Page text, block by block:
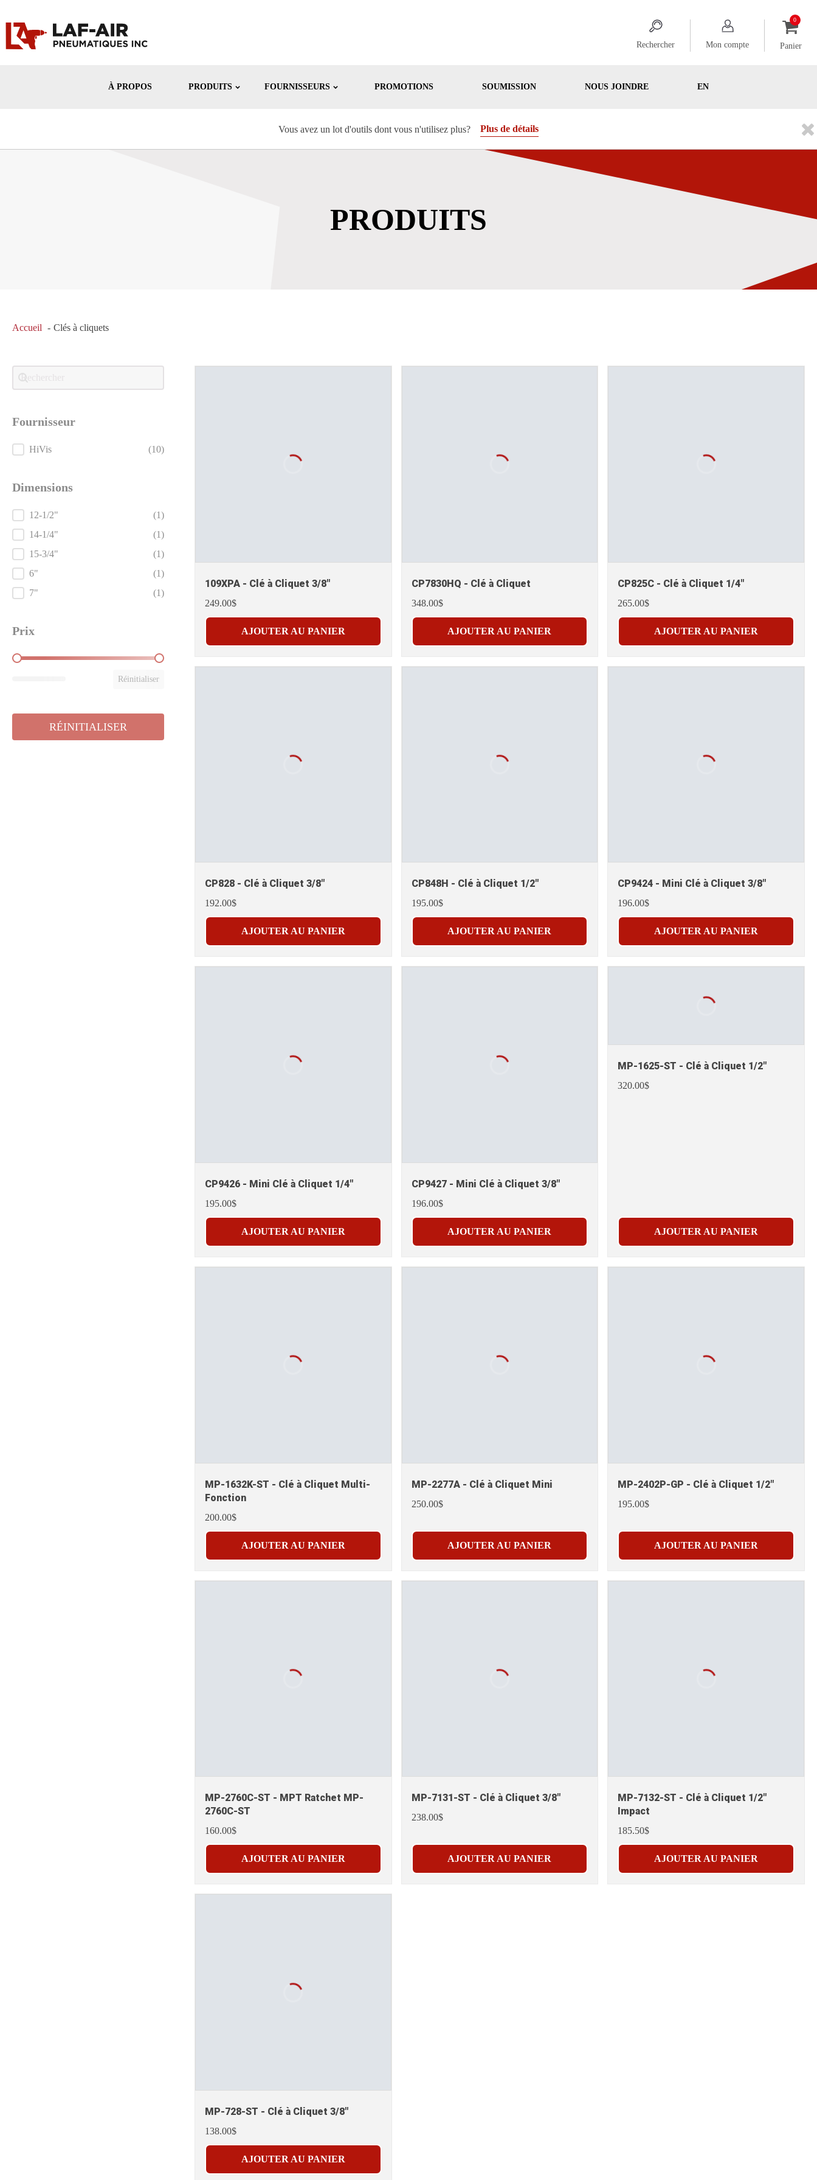
Rechercher Mon compte Panier
À PROPOS PRODUITS FOURNISSEURS PROMOTIONS SOUMISSION NOUS JOINDRE EN
Vous avez un lot d'outils dont vous n'utilisez plus? Plus de détails
PRODUITS
Accueil Clés à cliquets
Fournisseur
Fournisseur
HiVis (10)
Dimensions
Dimensions
12-1/2"
(1)
14-1/4"
(1)
15-3/4"
(1)
6"
(1)
7"
(1)
Prix
Prix
Réinitialiser
RÉINITIALISER
109XPA - Clé à Cliquet 3/8"
249.00$
AJOUTER AU PANIER
CP7830HQ - Clé à Cliquet
348.00$
AJOUTER AU PANIER
CP825C - Clé à Cliquet 1/4"
265.00$
AJOUTER AU PANIER
CP828 - Clé à Cliquet 3/8"
192.00$
AJOUTER AU PANIER
CP848H - Clé à Cliquet 1/2"
195.00$
AJOUTER AU PANIER
CP9424 - Mini Clé à Cliquet 3/8"
196.00$
AJOUTER AU PANIER
CP9426 - Mini Clé à Cliquet 1/4"
195.00$
AJOUTER AU PANIER
CP9427 - Mini Clé à Cliquet 3/8"
196.00$
AJOUTER AU PANIER
MP-1625-ST - Clé à Cliquet 1/2"
320.00$
AJOUTER AU PANIER
MP-1632K-ST - Clé à Cliquet Multi-
Fonction
200.00$
AJOUTER AU PANIER
MP-2277A - Clé à Cliquet Mini
250.00$
AJOUTER AU PANIER
MP-2402P-GP - Clé à Cliquet 1/2"
195.00$
AJOUTER AU PANIER
MP-2760C-ST - MPT Ratchet MP-
2760C-ST
160.00$
AJOUTER AU PANIER
MP-7131-ST - Clé à Cliquet 3/8"
238.00$
AJOUTER AU PANIER
MP-7132-ST - Clé à Cliquet 1/2"
Impact
185.50$
AJOUTER AU PANIER
MP-728-ST - Clé à Cliquet 3/8"
138.00$
AJOUTER AU PANIER